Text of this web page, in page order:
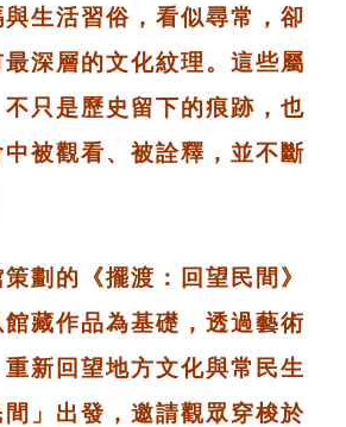
生活習俗，看似尋常，卻
深層的文化紋理。這些屬
只是歷史留下的痕跡，也
被觀看、被詮釋，並不斷
劃的《擺渡：回望民間》
藏作品為基礎，透過藝術
新回望地方文化與常民生
」出發，邀請觀眾穿梭於